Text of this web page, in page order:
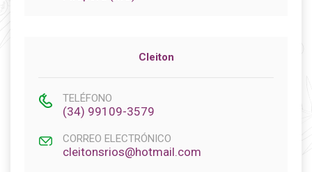
Cleiton
TELÉFONO
(34) 99109-3579
CORREO ELECTRÓNICO
cleitonsrios@hotmail.com